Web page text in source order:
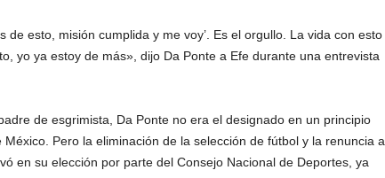
de esto, misión cumplida y me voy’. Es el orgullo. La vida con esto
yo ya estoy de más», dijo Da Ponte a Efe durante una entrevista
de esgrimista, Da Ponte no era el designado en un principio
Pero la eliminación de la selección de fútbol y la renuncia a
en su elección por parte del Consejo Nacional de Deportes, ya